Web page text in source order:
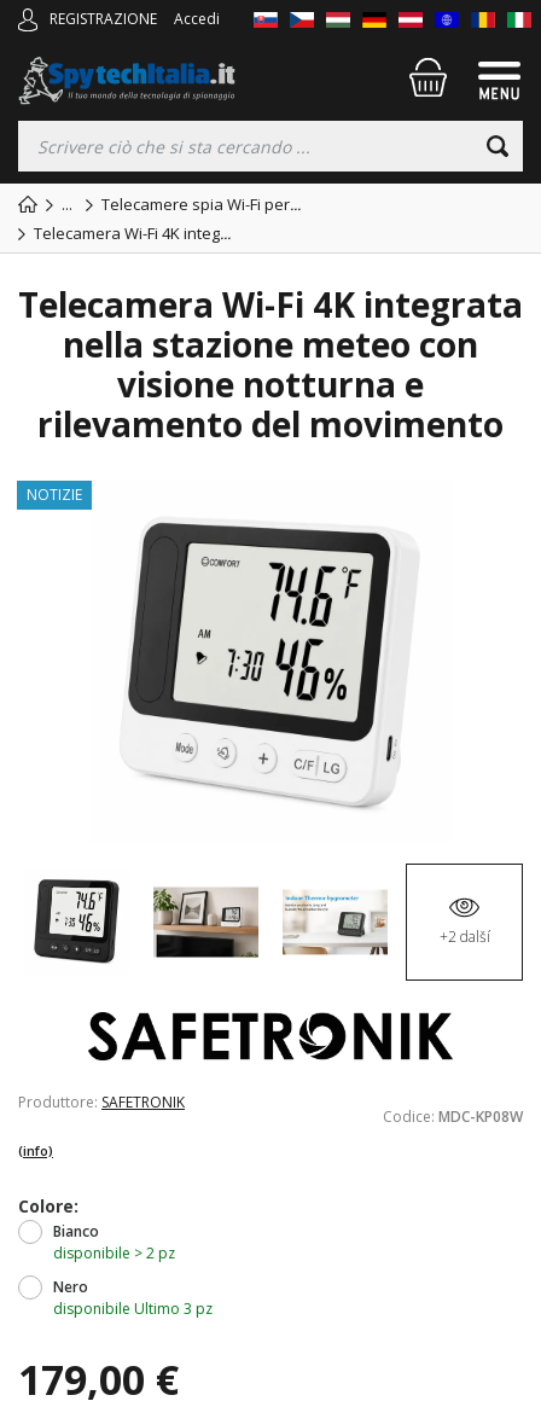
REGISTRAZIONE Accedi
... Telecamere spia Wi-Fi per...
Telecamera Wi-Fi 4K integ...
Telecamera Wi-Fi 4K integrata
nella stazione meteo con
visione notturna e
rilevamento del movimento
NOTIZIE
+2 další
Produttore: SAFETRONIK
Codice: MDC-KP08W
(info)
Colore:
Bianco
disponibile > 2 pz
Nero
disponibile Ultimo 3 pz
179,00 €